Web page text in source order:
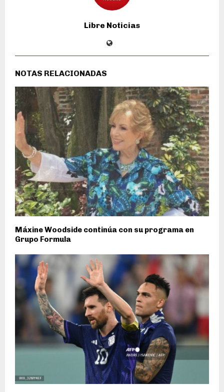
Libre Noticias
NOTAS RELACIONADAS
Máxine Woodside continúa con su programa en
Grupo Formula